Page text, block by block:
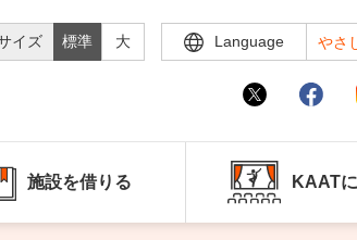
イズ 標準 大 Language やさ
施設を借りる KAAT